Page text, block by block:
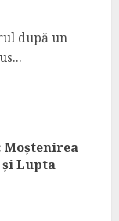
după un
Lupta